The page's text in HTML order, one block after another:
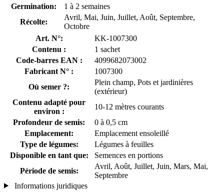
Germination:
1 à 2 semaines
Récolte:
Avril, Mai, Juin, Juillet, Août, Septembre,
Octobre
Art. N°:
KK-1007300
Contenu :
1 sachet
Code-barres EAN :
4099682073002
Fabricant N° :
1007300
Où semer ?:
Plein champ, Pots et jardinières
(extérieur)
Contenu adapté pour
environ :
10-12 mètres courants
Profondeur de semis:
0 à 0,5 cm
Emplacement:
Emplacement ensoleillé
Type de légumes:
Légumes à feuilles
Disponible en tant que:
Semences en portions
Période de semis:
Avril, Août, Juillet, Juin, Mars, Mai,
Septembre
Informations juridiques